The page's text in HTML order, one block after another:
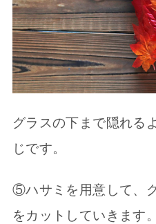
グラスの下まで隠れる
じです。
⑤ハサミを用意して、
をカットしていきます。